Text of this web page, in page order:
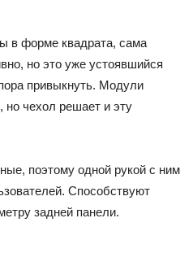
в форме квадрата, сама
но это уже устоявшийся
привыкнуть. Модули
но чехол решает и эту
поэтому одной рукой с ним
Способствуют
задней панели.